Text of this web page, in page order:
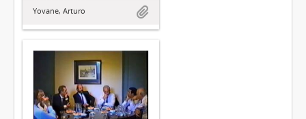
Yovane, Arturo